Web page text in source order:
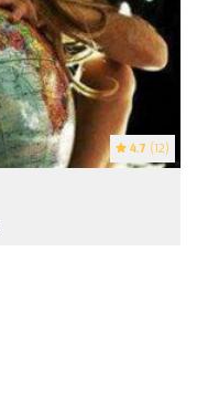
4.7 (12)